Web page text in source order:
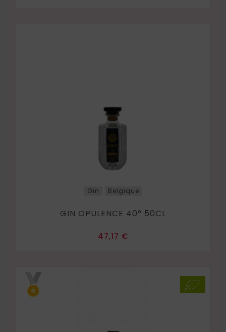
Gin Belgique
GIN OPULENCE 40° 50CL
Prix
47,17 €